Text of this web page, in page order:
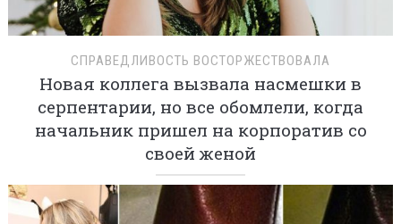
СПРАВЕДЛИВОСТЬ ВОСТОРЖЕСТВОВАЛА
Новая коллега вызвала насмешки в
серпентарии, но все обомлели, когда
начальник пришел на корпоратив со
своей женой